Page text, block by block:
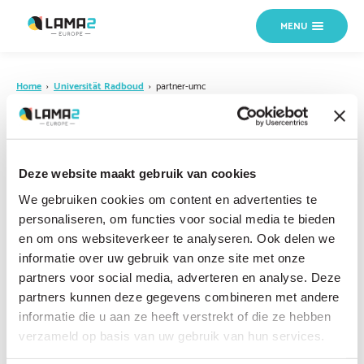
Deze website maakt gebruik van cookies
We gebruiken cookies om content en advertenties te
personaliseren, om functies voor social media te bieden
en om ons websiteverkeer te analyseren. Ook delen we
informatie over uw gebruik van onze site met onze
partners voor social media, adverteren en analyse. Deze
partners kunnen deze gegevens combineren met andere
informatie die u aan ze heeft verstrekt of die ze hebben
verzameld op basis van uw gebruik van hun services.
MENU
Home › Universität Radboud › partner-umc
18 OKTOBER 2024
partner-umc